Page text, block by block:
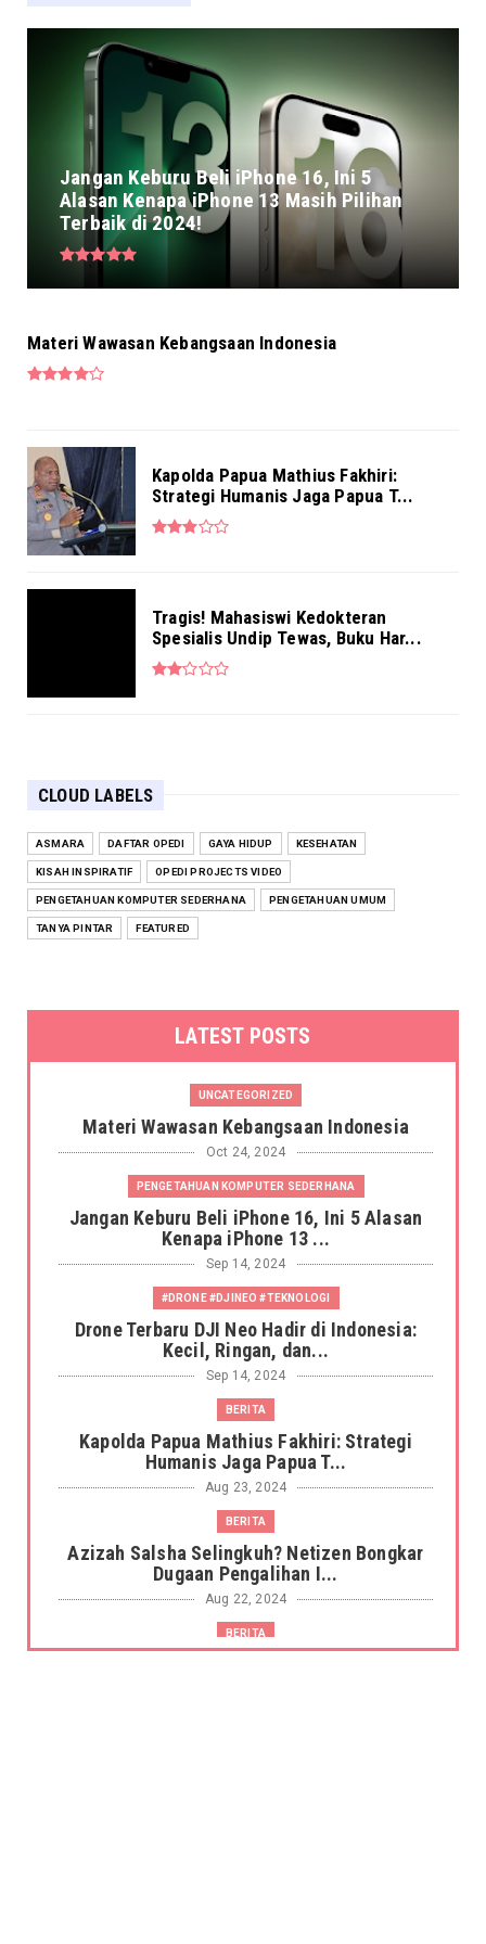
Jangan Keburu Beli iPhone 16, Ini 5
Alasan Kenapa iPhone 13 Masih Pilihan
Terbaik di 2024!
Materi Wawasan Kebangsaan Indonesia
Kapolda Papua Mathius Fakhiri:
Strategi Humanis Jaga Papua T...
Tragis! Mahasiswi Kedokteran
Spesialis Undip Tewas, Buku Har...
CLOUD LABELS
ASMARA DAFTAR OPEDI GAYA HIDUP KESEHATAN
KISAH INSPIRATIF OPEDI PROJECTS VIDEO
PENGETAHUAN KOMPUTER SEDERHANA PENGETAHUAN UMUM
TANYA PINTAR FEATURED
LATEST POSTS
UNCATEGORIZED
Materi Wawasan Kebangsaan Indonesia
Oct 24, 2024
PENGETAHUAN KOMPUTER SEDERHANA
Jangan Keburu Beli iPhone 16, Ini 5 Alasan
Kenapa iPhone 13 ...
Sep 14, 2024
#DRONE #DJINEO #TEKNOLOGI
Drone Terbaru DJI Neo Hadir di Indonesia:
Kecil, Ringan, dan...
Sep 14, 2024
BERITA
Kapolda Papua Mathius Fakhiri: Strategi
Humanis Jaga Papua T...
Aug 23, 2024
BERITA
Azizah Salsha Selingkuh? Netizen Bongkar
Dugaan Pengalihan I...
Aug 22, 2024
BERITA